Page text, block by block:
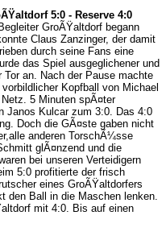
5:0 - Reserve 4:0
GroÃŸaltdorf begann
Claus Zanzinger, der damit
durch seine Fans eine
das Spiel ausgeglichener und
an. Nach der Pause machte
Kopfball von Michael
5 Minuten spÃ¤ter
Janos Kulcar zum 3:0. Das 4:0
Doch die GÃ¤ste gaben nicht
anderen TorschÃ¼sse
glÃ¤nzend und die
bei unseren Verteidigern
5:0 profitierte der frisch
eines GroÃŸaltdorfers
den Ball in die Maschen lenken.
mit 4:0. Bis auf einen